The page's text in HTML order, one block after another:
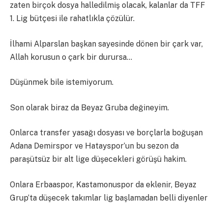
zaten birçok dosya halledilmiş olacak, kalanlar da TFF
1. Lig bütçesi ile rahatlıkla çözülür.
İlhami Alparslan başkan sayesinde dönen bir çark var,
Allah korusun o çark bir durursa…
Düşünmek bile istemiyorum.
Son olarak biraz da Beyaz Gruba değineyim.
Onlarca transfer yasağı dosyası ve borçlarla boğuşan
Adana Demirspor ve Hatayspor’un bu sezon da
paraşütsüz bir alt lige düşecekleri görüşü hakim.
Onlara Erbaaspor, Kastamonuspor da eklenir, Beyaz
Grup’ta düşecek takımlar lig başlamadan belli diyenler